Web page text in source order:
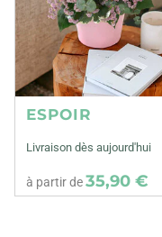
ESPOIR
Livraison dès aujourd'hui
à partir de35,90 €